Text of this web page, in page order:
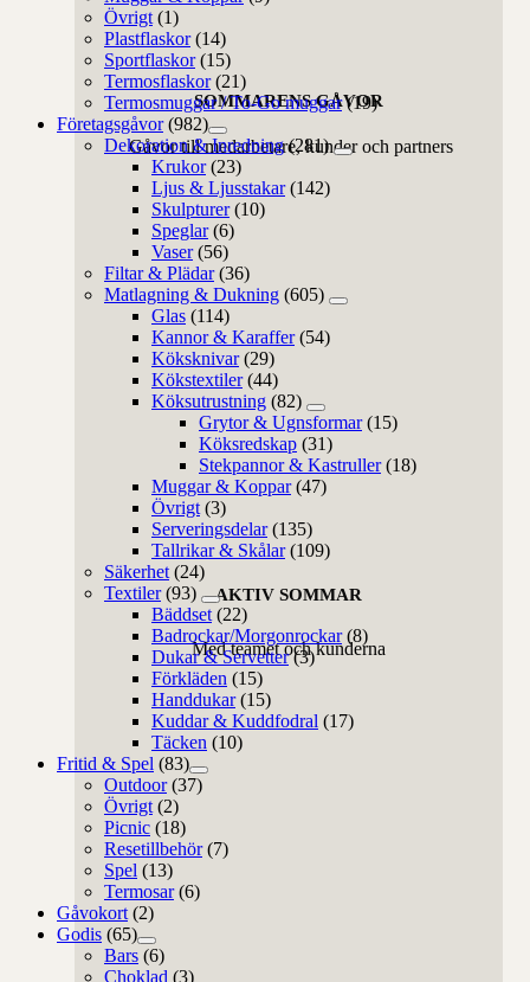
SOMMARENS GÅVOR
Gåvor till medarbetare, kunder och partners
AKTIV SOMMAR
Med teamet och kunderna
Övrigt (1)
Plastflaskor (14)
Sportflaskor (15)
Termosflaskor (21)
Termosmuggar / To-Go muggar (19)
Företagsgåvor (982)
Dekoration & Inredning (281)
Krukor (23)
Ljus & Ljusstakar (142)
Skulpturer (10)
Speglar (6)
Vaser (56)
Filtar & Plädar (36)
Matlagning & Dukning (605)
Glas (114)
Kannor & Karaffer (54)
Köksknivar (29)
Kökstextiler (44)
Köksutrustning (82)
Grytor & Ugnsformar (15)
Köksredskap (31)
Stekpannor & Kastruller (18)
Muggar & Koppar (47)
Övrigt (3)
Serveringsdelar (135)
Tallrikar & Skålar (109)
Säkerhet (24)
Textiler (93)
Bäddset (22)
Badrockar/Morgonrockar (8)
Dukar & Servetter (3)
Förkläden (15)
Handdukar (15)
Kuddar & Kuddfodral (17)
Täcken (10)
Fritid & Spel (83)
Outdoor (37)
Övrigt (2)
Picnic (18)
Resetillbehör (7)
Spel (13)
Termosar (6)
Gåvokort (2)
Godis (65)
Bars (6)
Choklad (3)